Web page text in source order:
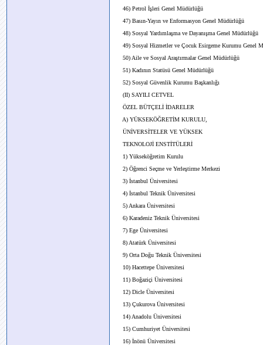
46) Petrol İşleri Genel Müdürlüğü
47) Basın-Yayın ve Enformasyon Genel Müdürlüğü
48) Sosyal Yardımlaşma ve Dayanışma Genel Müdürlüğü
49) Sosyal Hizmetler ve Çocuk Esirgeme Kurumu Genel
50) Aile ve Sosyal Araştırmalar Genel Müdürlüğü
51) Kadının Statüsü Genel Müdürlüğü
52) Sosyal Güvenlik Kurumu Başkanlığı
(II) SAYILI CETVEL
ÖZEL BÜTÇELİ İDARELER
A) YÜKSEKÖĞRETİM KURULU,
ÜNİVERSİTELER VE YÜKSEK
TEKNOLOJİ ENSTİTÜLERİ
1) Yükseköğretim Kurulu
2) Öğrenci Seçme ve Yerleştirme Merkezi
3) İstanbul Üniversitesi
4) İstanbul Teknik Üniversitesi
5) Ankara Üniversitesi
6) Karadeniz Teknik Üniversitesi
7) Ege Üniversitesi
8) Atatürk Üniversitesi
9) Orta Doğu Teknik Üniversitesi
10) Hacettepe Üniversitesi
11) Boğaziçi Üniversitesi
12) Dicle Üniversitesi
13) Çukurova Üniversitesi
14) Anadolu Üniversitesi
15) Cumhuriyet Üniversitesi
16) İnönü Üniversitesi